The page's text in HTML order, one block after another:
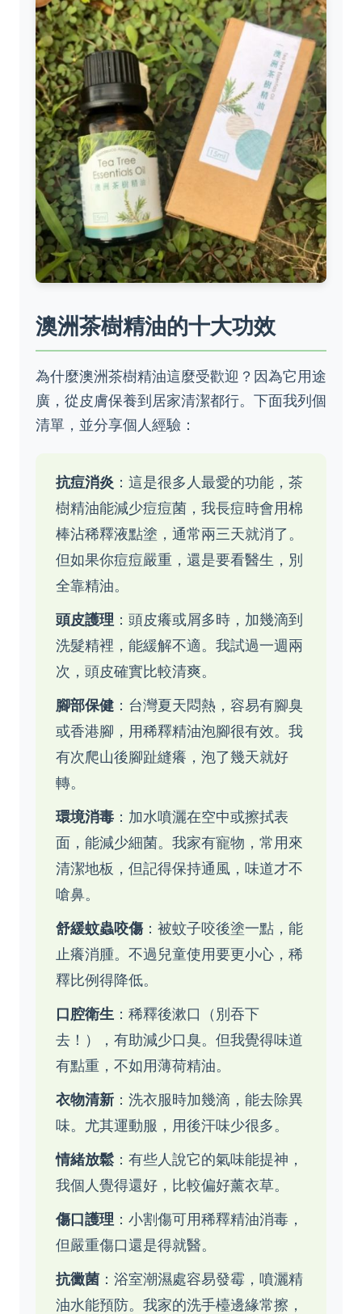
澳洲茶樹精油的十大功效
為什麼澳洲茶樹精油這麼受歡迎？因為它用途
廣，從皮膚保養到居家清潔都行。下面我列個
清單，並分享個人經驗：
抗痘消炎 ：這是很多人最愛的功能，茶
樹精油能減少痘痘菌，我長痘時會用棉
棒沾稀釋液點塗，通常兩三天就消了。
但如果你痘痘嚴重，還是要看醫生，別
全靠精油。
頭皮護理 ：頭皮癢或屑多時，加幾滴到
洗髮精裡，能緩解不適。我試過一週兩
次，頭皮確實比較清爽。
腳部保健 ：台灣夏天悶熱，容易有腳臭
或香港腳，用稀釋精油泡腳很有效。我
有次爬山後腳趾縫癢，泡了幾天就好
轉。
環境消毒 ：加水噴灑在空中或擦拭表
面，能減少細菌。我家有寵物，常用來
清潔地板，但記得保持通風，味道才不
嗆鼻。
舒緩蚊蟲咬傷 ：被蚊子咬後塗一點，能
止癢消腫。不過兒童使用要更小心，稀
釋比例得降低。
口腔衛生 ：稀釋後漱口（別吞下
去！），有助減少口臭。但我覺得味道
有點重，不如用薄荷精油。
衣物清新 ：洗衣服時加幾滴，能去除異
味。尤其運動服，用後汗味少很多。
情緒放鬆 ：有些人說它的氣味能提神，
我個人覺得還好，比較偏好薰衣草。
傷口護理 ：小割傷可用稀釋精油消毒，
但嚴重傷口還是得就醫。
抗黴菌 ：浴室潮濕處容易發霉，噴灑精
油水能預防。我家的洗手檯邊緣常擦，